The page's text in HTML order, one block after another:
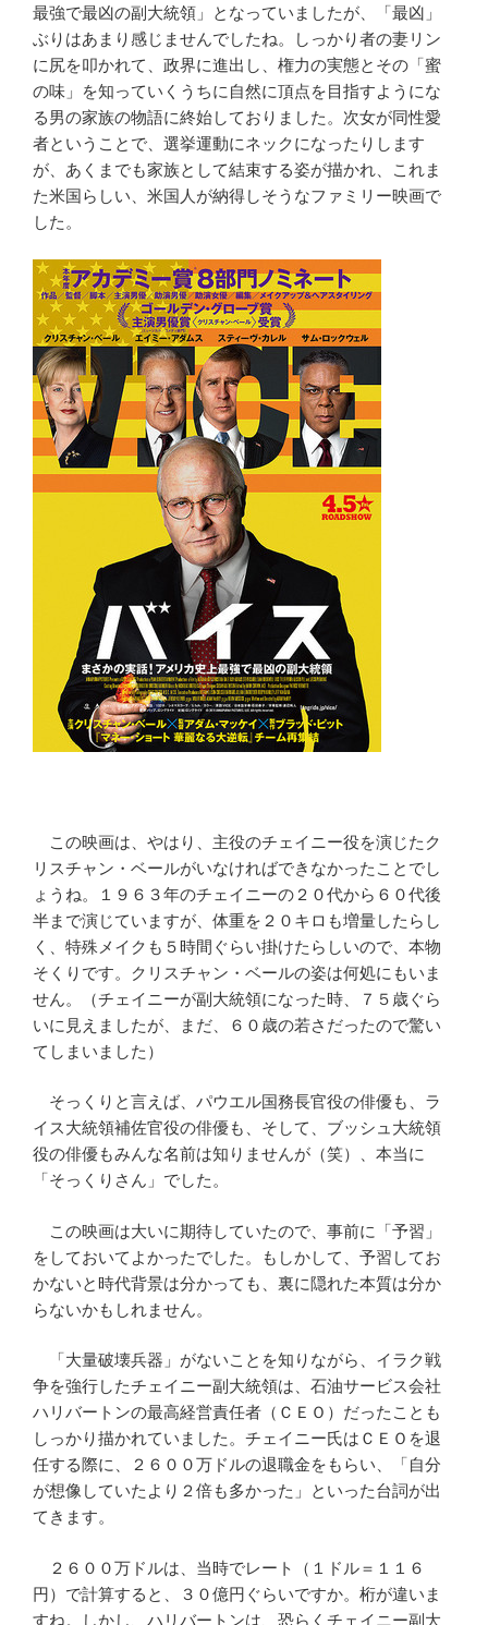
最強で最凶の副大統領」となっていましたが、「最凶」
ぶりはあまり感じませんでしたね。しっかり者の妻リン
に尻を叩かれて、政界に進出し、権力の実態とその「蜜
の味」を知っていくうちに自然に頂点を目指すようにな
る男の家族の物語に終始しておりました。次女が同性愛
者ということで、選挙運動にネックになったりします
が、あくまでも家族として結束する姿が描かれ、これま
た米国らしい、米国人が納得しそうなファミリー映画で
した。
この映画は、やはり、主役のチェイニー役を演じたク
リスチャン・ベールがいなければできなかったことでし
ょうね。１９６３年のチェイニーの２０代から６０代後
半まで演じていますが、体重を２０キロも増量したらし
く、特殊メイクも５時間ぐらい掛けたらしいので、本物
そくりです。クリスチャン・ベールの姿は何処にもいま
せん。（チェイニーが副大統領になった時、７５歳ぐら
いに見えましたが、まだ、６０歳の若さだったので驚い
てしまいました）
そっくりと言えば、パウエル国務長官役の俳優も、ラ
イス大統領補佐官役の俳優も、そして、ブッシュ大統領
役の俳優もみんな名前は知りませんが（笑）、本当に
「そっくりさん」でした。
この映画は大いに期待していたので、事前に「予習」
をしておいてよかったでした。もしかして、予習してお
かないと時代背景は分かっても、裏に隠れた本質は分か
らないかもしれません。
「大量破壊兵器」がないことを知りながら、イラク戦
争を強行したチェイニー副大統領は、石油サービス会社
ハリバートンの最高経営責任者（ＣＥＯ）だったことも
しっかり描かれていました。チェイニー氏はＣＥＯを退
任する際に、２６００万ドルの退職金をもらい、「自分
が想像していたより２倍も多かった」といった台詞が出
てきます。
２６００万ドルは、当時でレート（１ドル＝１１６
円）で計算すると、３０億円ぐらいですか。桁が違いま
すね。しかし、ハリバートンは、恐らくチェイニー副大